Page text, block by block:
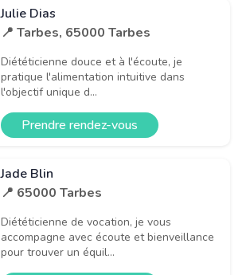
Julie Dias
📍 Tarbes, 65000 Tarbes
Diététicienne douce et à l'écoute, je
pratique l'alimentation intuitive dans
l'objectif unique d...
Prendre rendez-vous
Jade Blin
📍 65000 Tarbes
Diététicienne de vocation, je vous
accompagne avec écoute et bienveillance
pour trouver un équil...